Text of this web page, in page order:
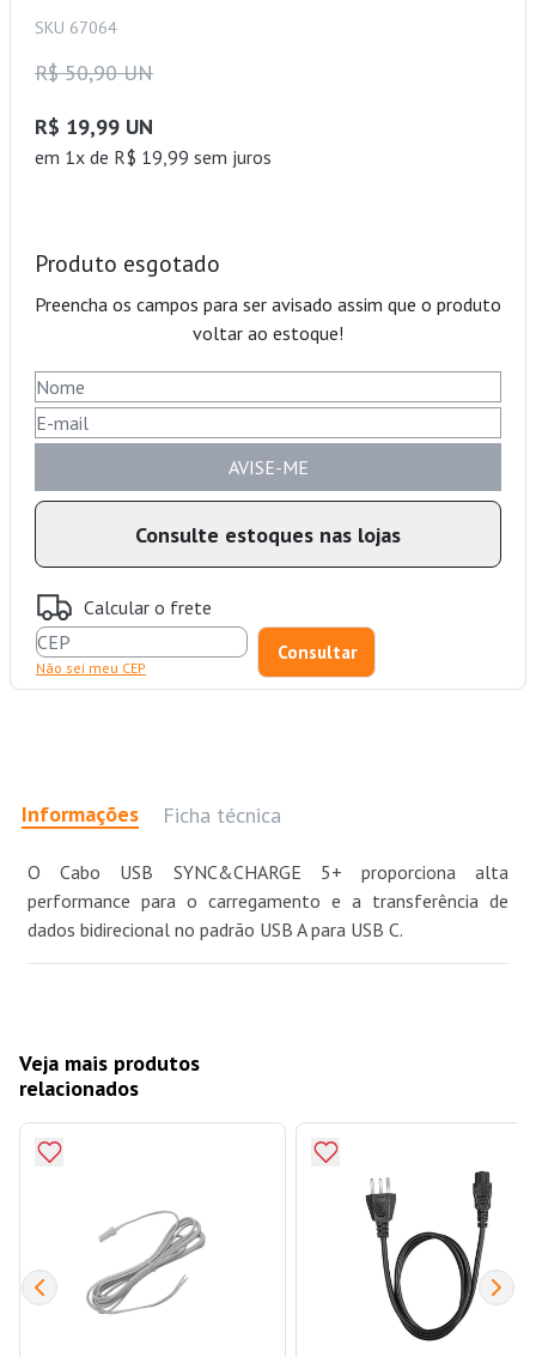
SKU 67064
R$ 50,90 UN
R$ 19,99 UN
em 1x de R$ 19,99 sem juros
Produto esgotado
Preencha os campos para ser avisado assim que o produto
voltar ao estoque!
AVISE-ME
Consulte estoques nas lojas
Calcular o frete
Não sei meu CEP
Informações Ficha técnica
O Cabo USB SYNC&CHARGE 5+ proporciona alta
performance para o carregamento e a transferência de
dados bidirecional no padrão USB A para USB C.
Veja mais produtos
relacionados